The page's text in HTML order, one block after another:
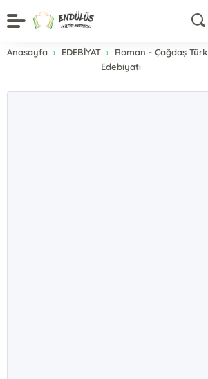
Anasayfa EDEBİYAT
Roman - Çağdaş Türk
Edebiyatı